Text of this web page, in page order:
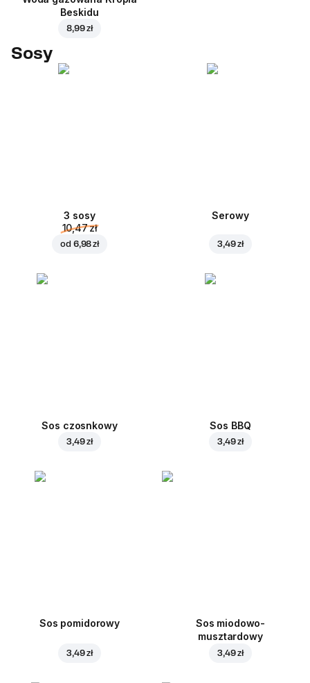
Beskidu
8,99 zł
Sosy
3 sosy
10,47 zł
od 6,98 zł
Serowy
3,49 zł
Sos czosnkowy
3,49 zł
Sos BBQ
3,49 zł
Sos pomidorowy
3,49 zł
Sos miodowo-
musztardowy
3,49 zł